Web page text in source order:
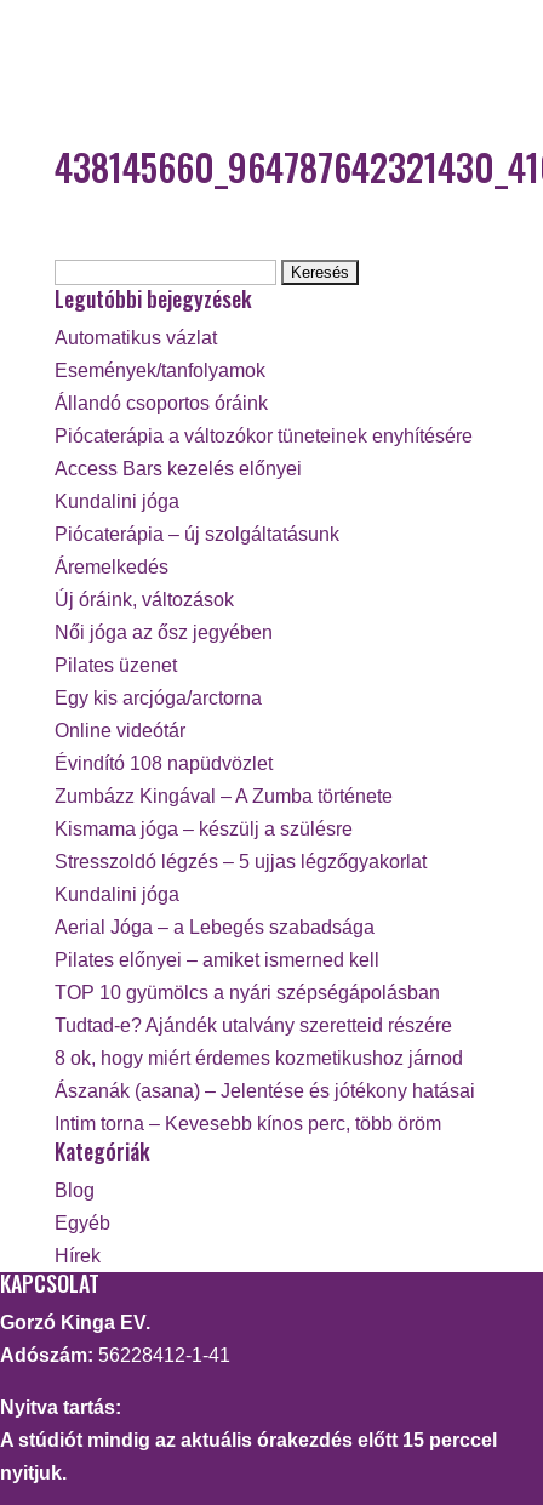
Legutóbbi bejegyzések
Automatikus vázlat
Események/tanfolyamok
Állandó csoportos óráink
Piócaterápia a változókor tüneteinek enyhítésére
Access Bars kezelés előnyei
Kundalini jóga
Piócaterápia – új szolgáltatásunk
Áremelkedés
Új óráink, változások
Női jóga az ősz jegyében
Pilates üzenet
Egy kis arcjóga/arctorna
Online videótár
Évindító 108 napüdvözlet
Zumbázz Kingával – A Zumba története
Kismama jóga – készülj a szülésre
Stresszoldó légzés – 5 ujjas légzőgyakorlat
Kundalini jóga
Aerial Jóga – a Lebegés szabadsága
Pilates előnyei – amiket ismerned kell
TOP 10 gyümölcs a nyári szépségápolásban
Tudtad-e? Ajándék utalvány szeretteid részére
8 ok, hogy miért érdemes kozmetikushoz járnod
Ászanák (asana) – Jelentése és jótékony hatásai
Intim torna – Kevesebb kínos perc, több öröm
Kategóriák
Blog
Egyéb
Hírek
KAPCSOLAT
Gorzó Kinga EV.
Adószám: 56228412-1-41
Nyitva tartás:
A stúdiót mindig az aktuális órakezdés előtt 15 perccel
nyitjuk.